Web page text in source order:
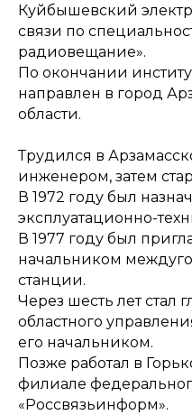
Куйбышевский
связи по
радиовещание».
По окончании
направлен в город
области.
Трудился в
инженером, затем
В 1972 году был
эксплуатационно-
В 1977 году был
начальником
станции.
Через шесть лет стал
областного
его начальником.
Позже работал в
филиале
«Россвязьинформ».